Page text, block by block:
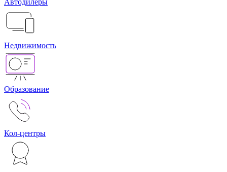
Недвижимость
Образование
Кол-центры